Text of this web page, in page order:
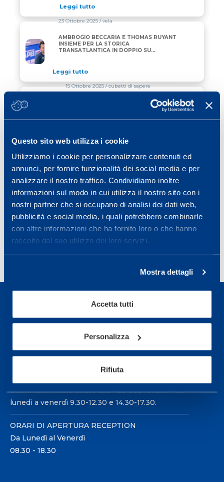
Questo sito web utilizza i cookie
Utilizziamo i cookie per personalizzare contenuti ed
annunci, per fornire funzionalità dei social media e per
analizzare il nostro traffico. Condividiamo inoltre
informazioni sul modo in cui utilizza il nostro sito con i
nostri partner che si occupano di analisi dei dati web,
pubblicità e social media, i quali potrebbero combinarle
con altre informazioni che ha fornito loro o che hanno
raccolto dal suo utilizzo dei loro servizi.
Mostra dettagli
Accetta tutti
Personalizza
Rifiuta
Leggi tutto
AMBROGIO BECCARIA E THOMAS RUYANT
23 Ottobre 2025/ vela
AMBROGIO BECCARIA E THOMAS RUYANT
INSIEME PER LA STORICA
TRANSATLANTICA IN DOPPIO SU
Leggi tutto
INTERVAL TRAINING E HIIT
15 Ottobre 2025/ cubetti di sapere
Leggi tutto
CONVEGNO SCIENZA&SPORT 2025
CONVEGNO SCIENZA&SPORT 2025
Leggi tutto
Previous page
Page
2 Page
3 Page
Sport Service Mapei S.r.l. - Via Busto Fagnano 38,
21057 Olgiate Olona (Varese) Italia.
informazioni: telefonare allo +39 0331 575757 da
lunedì a venerdì 9.30-12.30 e 14.30-17.30.
ORARI DI APERTURA RECEPTION
Da Lunedì al Venerdì
08.30 - 18.30